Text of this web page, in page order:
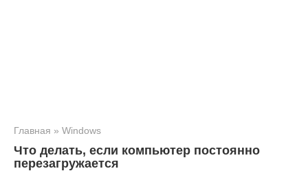
Главная » Windows
Что делать, если компьютер постоянно
перезагружается